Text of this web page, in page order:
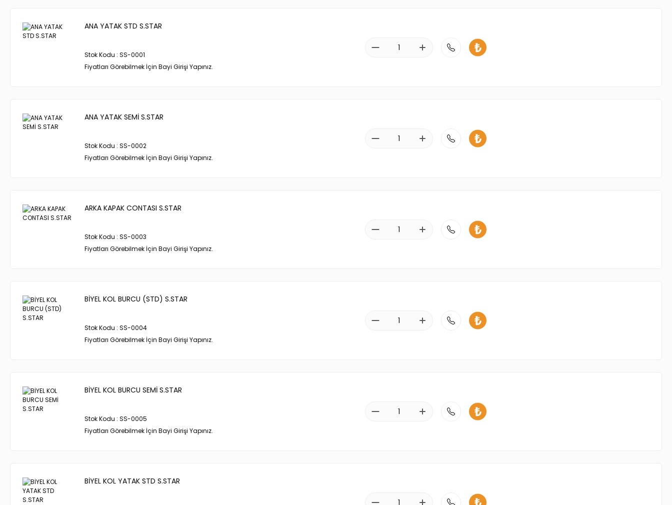
ANA YATAK STD S.STAR
Stok Kodu : SS-0001
Fiyatları Görebilmek İçin Bayi Girişi Yapınız.
ANA YATAK SEMİ S.STAR
Stok Kodu : SS-0002
Fiyatları Görebilmek İçin Bayi Girişi Yapınız.
ARKA KAPAK CONTASI S.STAR
Stok Kodu : SS-0003
Fiyatları Görebilmek İçin Bayi Girişi Yapınız.
BİYEL KOL BURCU (STD) S.STAR
Stok Kodu : SS-0004
Fiyatları Görebilmek İçin Bayi Girişi Yapınız.
BİYEL KOL BURCU SEMİ S.STAR
Stok Kodu : SS-0005
Fiyatları Görebilmek İçin Bayi Girişi Yapınız.
BİYEL KOL YATAK STD S.STAR